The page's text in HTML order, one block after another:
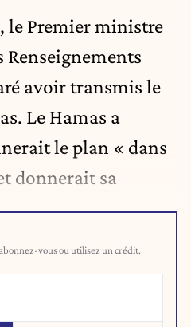
le Premier ministre
Renseignements
avoir transmis le
Le Hamas a
le plan « dans
donnerait sa
vous ou utilisez un crédit.